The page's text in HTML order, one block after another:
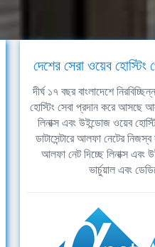
দেশের সেরা ওয়েব হোস্টিং
দীর্ঘ ১৭ বছর বাংলাদেশে
হোস্টিং সেবা প্রদান করে আসছে
লিনাক্স এবং উইন্ডোজ ওয়েব
ডাটাসেন্টারে আলফা নেটের নিজস্ব
আলফা নেট দিচ্ছে লিনাক্স এবং
ভার্চুয়াল এবং